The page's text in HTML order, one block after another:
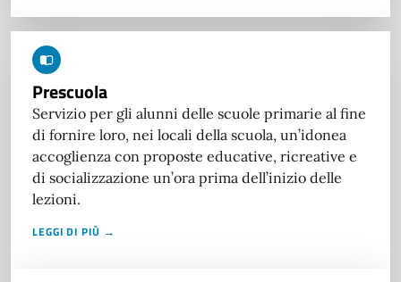
Prescuola
Servizio per gli alunni delle scuole primarie al fine
di fornire loro, nei locali della scuola, un’idonea
accoglienza con proposte educative, ricreative e
di socializzazione un’ora prima dell’inizio delle
lezioni.
LEGGI DI PIÙ →